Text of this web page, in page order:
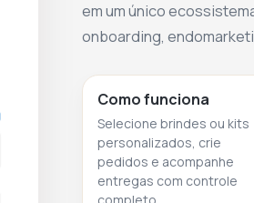
em um único
onboarding,
Como funciona
Selecione brindes ou kits
personalizados, crie
pedidos e acompanhe
entregas com controle